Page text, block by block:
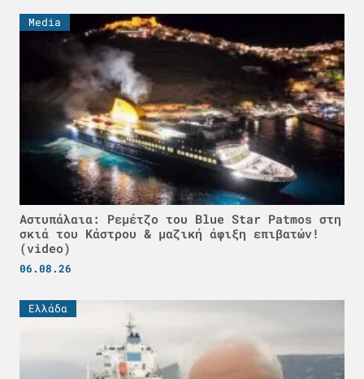
Media
Αστυπάλαια: Ρεμέτζο του Blue Star Patmos στη
σκιά του Κάστρου & μαζική άφιξη επιβατών!
(video)
06.08.26
Ελλάδα